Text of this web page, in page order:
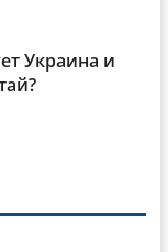
Украина и